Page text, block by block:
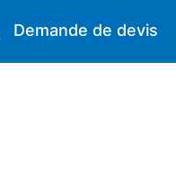
Demande de devis